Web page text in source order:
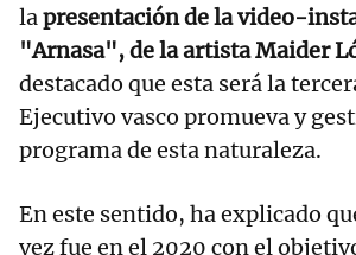
lapresentación de la video-
"Arnasa", de la artista Maider
destacado que esta será la
Ejecutivo vasco promueva y
programa de esta naturaleza.
En este sentido, ha explicado
vez fue en el 2020 con el